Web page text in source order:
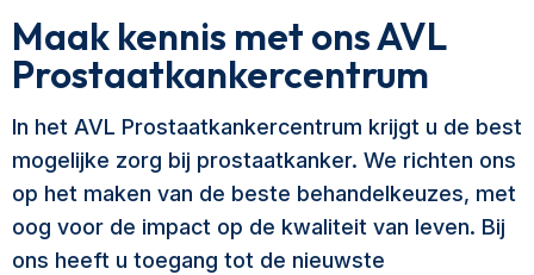
Maak kennis met ons AVL
Prostaatkankercentrum
In het AVL Prostaatkankercentrum krijgt u de best
mogelijke zorg bij prostaatkanker. We richten ons
op het maken van de beste behandelkeuzes, met
oog voor de impact op de kwaliteit van leven. Bij
ons heeft u toegang tot de nieuwste